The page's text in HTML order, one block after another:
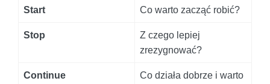
Start Co warto zacząć robić?
Stop
Z czego lepiej
zrezygnować?
Continue
Co działa dobrze i warto